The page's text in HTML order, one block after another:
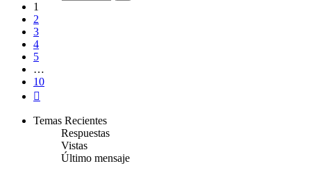
1
2
3
4
5
…
10
Temas Recientes
Respuestas
Vistas
Último mensaje